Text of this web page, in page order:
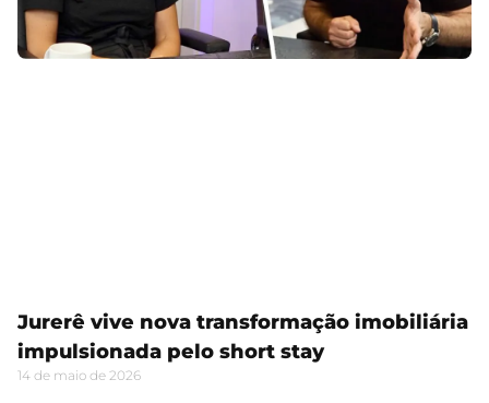
Jurerê vive nova transformação imobiliária
impulsionada pelo short stay
14 de maio de 2026